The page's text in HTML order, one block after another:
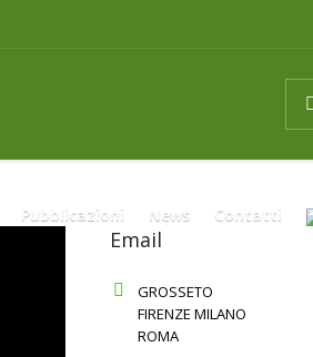
Pubblicazioni News Contatti
Email
GROSSETO
FIRENZE MILANO
ROMA